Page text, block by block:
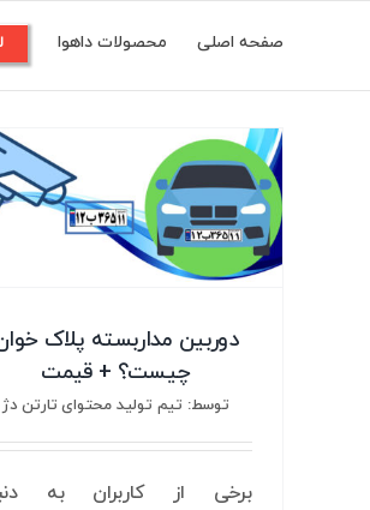
content
صفحه اصلی محصولات داهوا
دوربین مداربسته پلاک
چیست؟ + قیمت
توسط: تیم تولید محتوای تارتن دژ
برخی از کاربران به